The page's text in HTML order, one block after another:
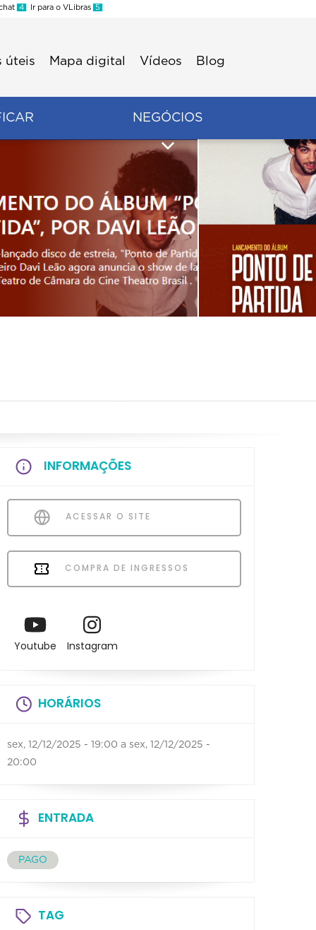
4 Ir para o VLibras 5
úteis Mapa digital Vídeos Blog
NEGÓCIOS
INFORMAÇÕES
ACESSAR O SITE
COMPRA DE INGRESSOS
Youtube Instagram
HORÁRIOS
sex, 12/12/2025 - 19:00 a sex, 12/12/2025 -
20:00
ENTRADA
PAGO
TAG